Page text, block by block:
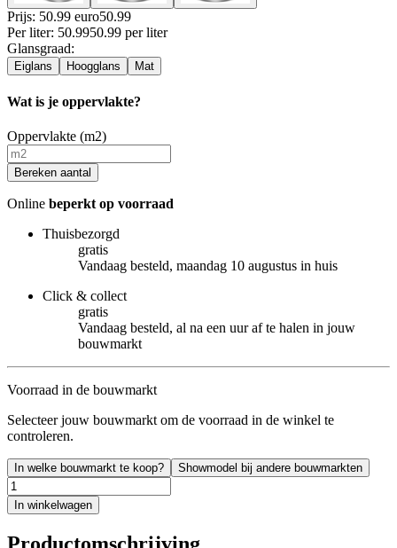
Prijs: 50.99 euro50.99
Per liter: 50.9950.99 per liter
Glansgraad:
Eiglans Hoogglans Mat
Wat is je oppervlakte?
Oppervlakte (m2)
Bereken aantal
Online beperkt op voorraad
Thuisbezorgd
gratis
Vandaag besteld, maandag 10 augustus in huis
Click & collect
gratis
Vandaag besteld, al na een uur af te halen in jouw
bouwmarkt
Voorraad in de bouwmarkt
Selecteer jouw bouwmarkt om de voorraad in de winkel te
controleren.
In welke bouwmarkt te koop? Showmodel bij andere bouwmarkten
In winkelwagen